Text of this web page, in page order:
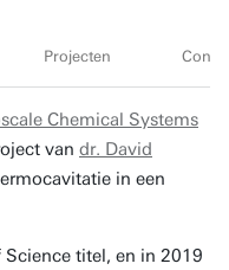
Projecten
Chemical Systems
van dr. David
in een
titel, en in 2019